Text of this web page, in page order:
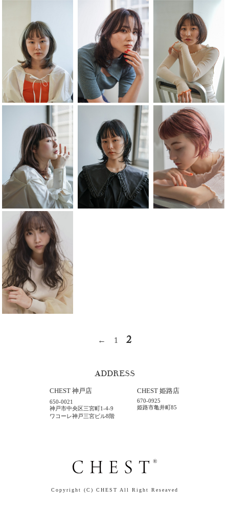
← 1 2
ADDRESS
CHEST 神戸店
650-0021
神戸市中央区三宮町1-4-9
ワコーレ神戸三宮ビル8階
CHEST 姫路店
670-0925
姫路市亀井町85
Copyright (C) CHEST All Right Reseaved